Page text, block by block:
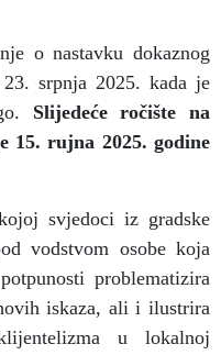
o nastavku dokaznog
srpnja 2025. kada je
Slijedeće ročište na
15. rujna 2025. godine
svjedoci iz gradske
vodstvom osobe koja
problematizira
iskaza, ali i ilustrira
u lokalnoj